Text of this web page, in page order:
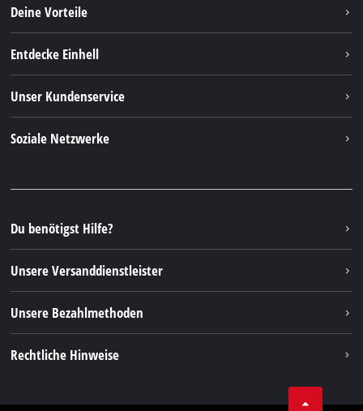
Deine Vorteile
Entdecke Einhell
Nachhaltigkeit
Unser Kundenservice
FAQs
Rücksendungen / Widerruf
Verpackungsrichtlinien
Hinweise zur Batterieentsorgung
Vertrag widerrufen
Soziale Netzwerke
Instagram
TikTok
Pinterest
Linkedin
Du benötigst Hilfe?
Unsere Versanddienstleister
Unsere Bezahlmethoden
Rechtliche Hinweise